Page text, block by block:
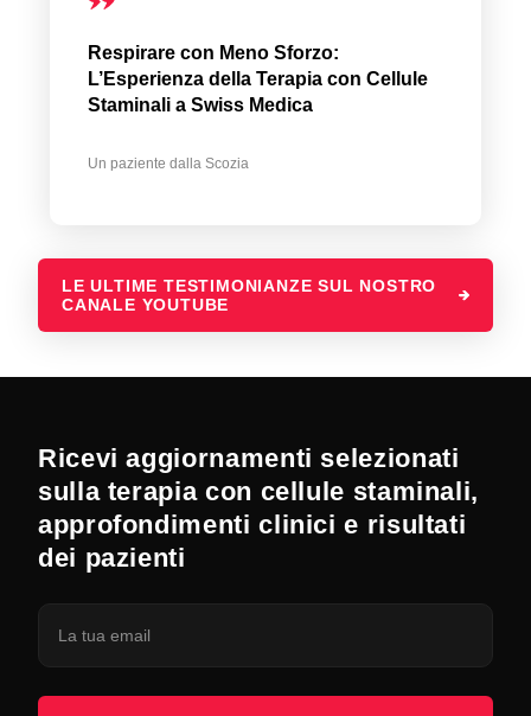
Respirare con Meno Sforzo:
L’Esperienza della Terapia con Cellule
Staminali a Swiss Medica
Un paziente dalla Scozia
LE ULTIME TESTIMONIANZE SUL NOSTRO
CANALE YOUTUBE
Ricevi aggiornamenti selezionati
sulla terapia con cellule staminali,
approfondimenti clinici e risultati
dei pazienti